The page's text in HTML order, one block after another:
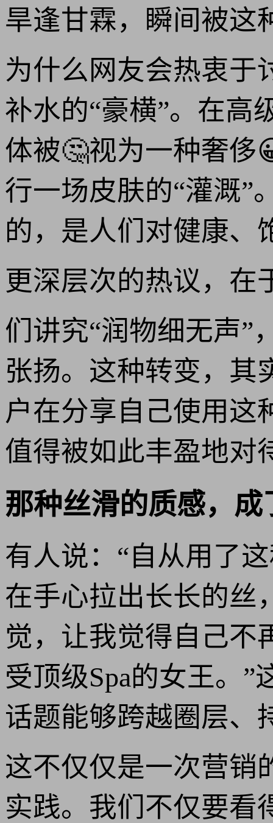
旱逢甘霖，瞬间被这
为什么网友会热衷于
补水的“豪横”。在高
体被🤔视为一种奢侈
行一场皮肤的“灌溉”
的，是人们对健康、
更深层次的热议，在
们讲究“润物细无声”
张扬。这种转变，其
户在分享自己使用这
值得被如此丰盈地对
那种丝滑的质感，
有人说：“自从用了
在手心拉出长长的丝
觉，让我觉得自己不
受顶级Spa的女王。
话题能够跨越圈层、
这不仅仅是一次营销
实践。我们不仅要看